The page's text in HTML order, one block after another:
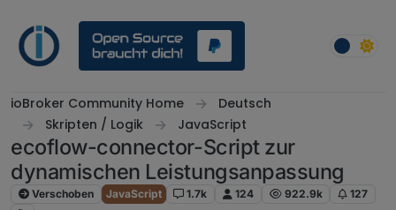
ioBroker Community Home
Deutsch
Skripten / Logik
JavaScript
ecoflow-connector-Script zur
dynamischen Leistungsanpassung
Verschoben JavaScript 1.7k 124 922.9k 127